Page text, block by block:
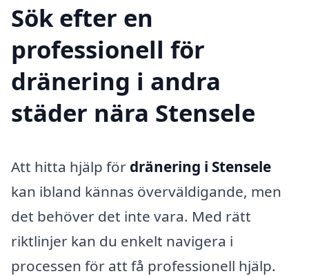
Sök efter en
professionell för
dränering i andra
städer nära Stensele
Att hitta hjälp för dränering i Stensele
kan ibland kännas överväldigande, men
det behöver det inte vara. Med rätt
riktlinjer kan du enkelt navigera i
processen för att få professionell hjälp.